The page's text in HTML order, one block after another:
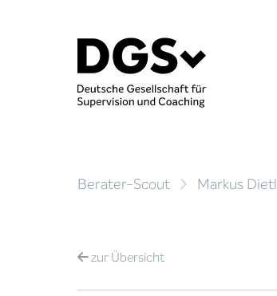
Berater-Scout Markus Dietl
zurÜbersicht